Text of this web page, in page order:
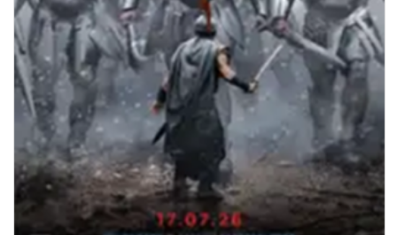
16:30